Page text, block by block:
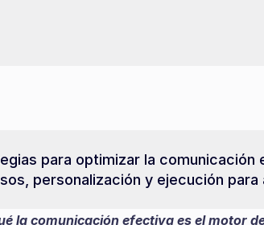
para optimizar la comunicación
personalización y ejecución
la comunicación efectiva es el motor